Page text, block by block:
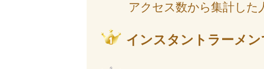
アクセス数から集計した
インスタントラーメ